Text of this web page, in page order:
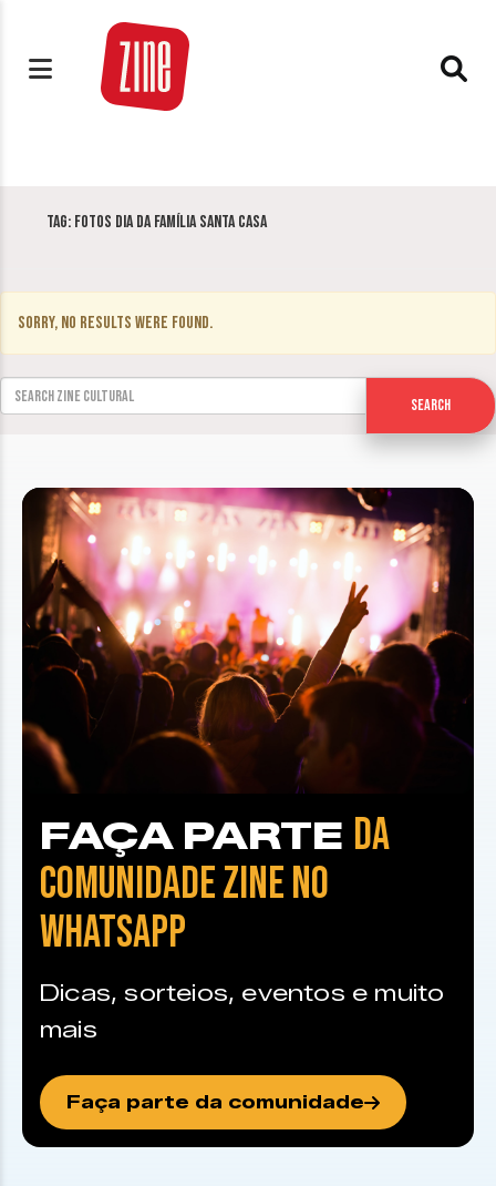
Tag: fotos dia da família santa casa
Sorry, no results were found.
Search for:
Search
FAÇA PARTE DA
COMUNIDADE ZINE NO
WHATSAPP
Dicas, sorteios, eventos e muito
mais
Faça parte da comunidade